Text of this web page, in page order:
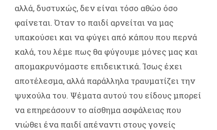
αλλά, δυστυχώς, δεν είναι τόσο αθώο όσο
φαίνεται. Όταν το παιδί αρνείται να μας
υπακούσει και να φύγει από κάπου που περνά
καλά, του λέμε πως θα φύγουμε μόνες μας και
απομακρυνόμαστε επιδεικτικά. Ίσως έχει
αποτέλεσμα, αλλά παράλληλα τραυματίζει την
ψυχούλα του. Ψέματα αυτού του είδους μπορεί
να επηρεάσουν το αίσθημα ασφάλειας που
νιώθει ένα παιδί απέναντι στους γονείς